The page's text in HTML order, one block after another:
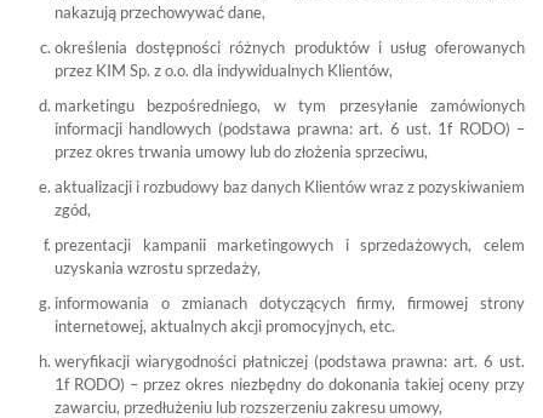
nakazują przechowywać dane,
określenia dostępności różnych produktów i usług oferowanych
przez KIM Sp. z o.o. dla indywidualnych Klientów,
marketingu bezpośredniego, w tym przesyłanie zamówionych
informacji handlowych (podstawa prawna: art. 6 ust. 1f RODO) –
przez okres trwania umowy lub do złożenia sprzeciwu,
aktualizacji i rozbudowy baz danych Klientów wraz z pozyskiwaniem
zgód,
prezentacji kampanii marketingowych i sprzedażowych, celem
uzyskania wzrostu sprzedaży,
informowania o zmianach dotyczących firmy, firmowej strony
internetowej, aktualnych akcji promocyjnych, etc.
weryfikacji wiarygodności płatniczej (podstawa prawna: art. 6 ust.
1f RODO) – przez okres niezbędny do dokonania takiej oceny przy
zawarciu, przedłużeniu lub rozszerzeniu zakresu umowy,